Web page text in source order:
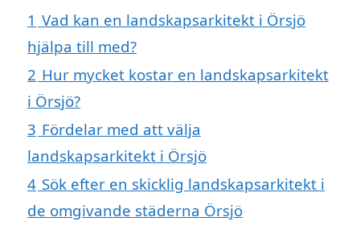
1 Vad kan en landskapsarkitekt i Örsjö
hjälpa till med?
2 Hur mycket kostar en landskapsarkitekt
i Örsjö?
3 Fördelar med att välja
landskapsarkitekt i Örsjö
4 Sök efter en skicklig landskapsarkitekt i
de omgivande städerna Örsjö